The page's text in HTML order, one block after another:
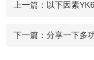
上一篇： 以下因素
下一篇： 分享一下多